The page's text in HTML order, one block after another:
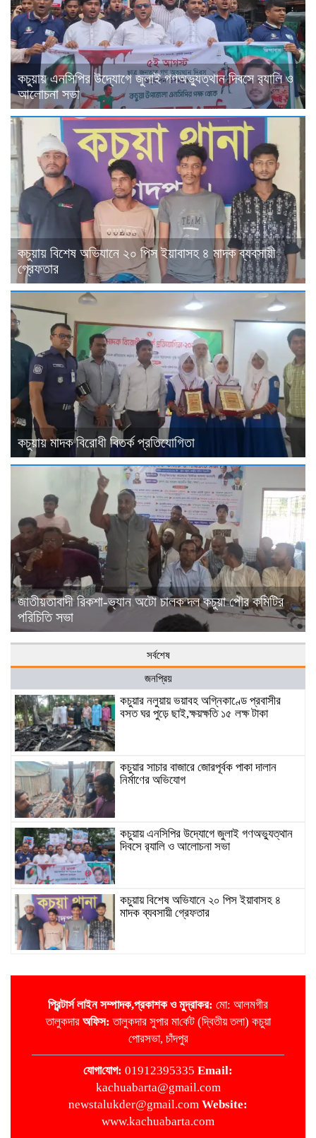
কচুয়ায় এনসিপির উদ্যোগে জুলাই গণঅভ্যুত্থান দিবসে র‌্যালি ও
আলোচনা সভা
কচুয়ায় বিশেষ অভিযানে ২০ পিস ইয়াবাসহ ৪ মাদক ব্যবসায়ী
গ্রেফতার
কচুয়ায় মাদক বিরোধী বিতর্ক প্রতিযোগিতা
জাতীয়তাবাদী রিকশা-ভ্যান অটো চালক দল কচুয়া পৌর কমিটির
পরিচিতি সভা
সর্বশেষ
জনপ্রিয়
কচুয়ার নলুয়ায় ভয়াবহ অগ্নিকাণ্ডে প্রবাসীর
বসত ঘর পুড়ে ছাই,ক্ষয়ক্ষতি ১৫ লক্ষ টাকা
কচুয়ার সাচার বাজারে জোরপূর্বক পাকা দালান
নির্মাণের অভিযোগ
কচুয়ায় এনসিপির উদ্যোগে জুলাই গণঅভ্যুত্থান
দিবসে র‌্যালি ও আলোচনা সভা
কচুয়ায় বিশেষ অভিযানে ২০ পিস ইয়াবাসহ ৪
মাদক ব্যবসায়ী গ্রেফতার
জাতীয়তাবাদী রিকশা-ভ্যান অটো চালক দল কচুয়া
পৌর কমিটির পরিচিতি সভা
কচুয়ায় জুলাই গনঅভ্যুত্থানের দ্বিতীয় বার্ষিকীতে
জামায়াতের গণমিছিল
প্রিন্টার্স লাইন সম্পাদক,প্রকাশক ও মুদ্রাকর: মো: আলমগীর
তালুকদার অ‌ফিস:তালুকদার সুপার মা‌র্কেট (দ্বিতীয় তলা) কচুয়া
পোরসভা, চাঁদপুর
‌যোগা‌যোগ: 01912395335 Email:
kachuabarta@gmail.com
newstalukder@gmail.com Website:
www.kachuabarta.com